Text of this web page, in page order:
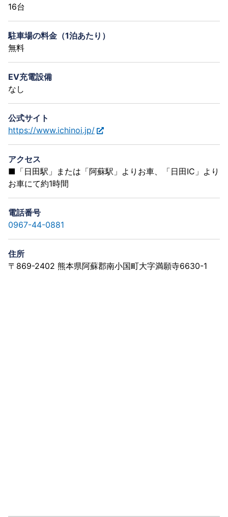
16台
駐車場の料金（1泊あたり）
無料
EV充電設備
なし
公式サイト
https://www.ichinoi.jp/
アクセス
■「日田駅」または「阿蘇駅」よりお車、「日田IC」より
お車にて約1時間
電話番号
0967-44-0881
住所
〒869-2402 熊本県阿蘇郡南小国町大字満願寺6630-1